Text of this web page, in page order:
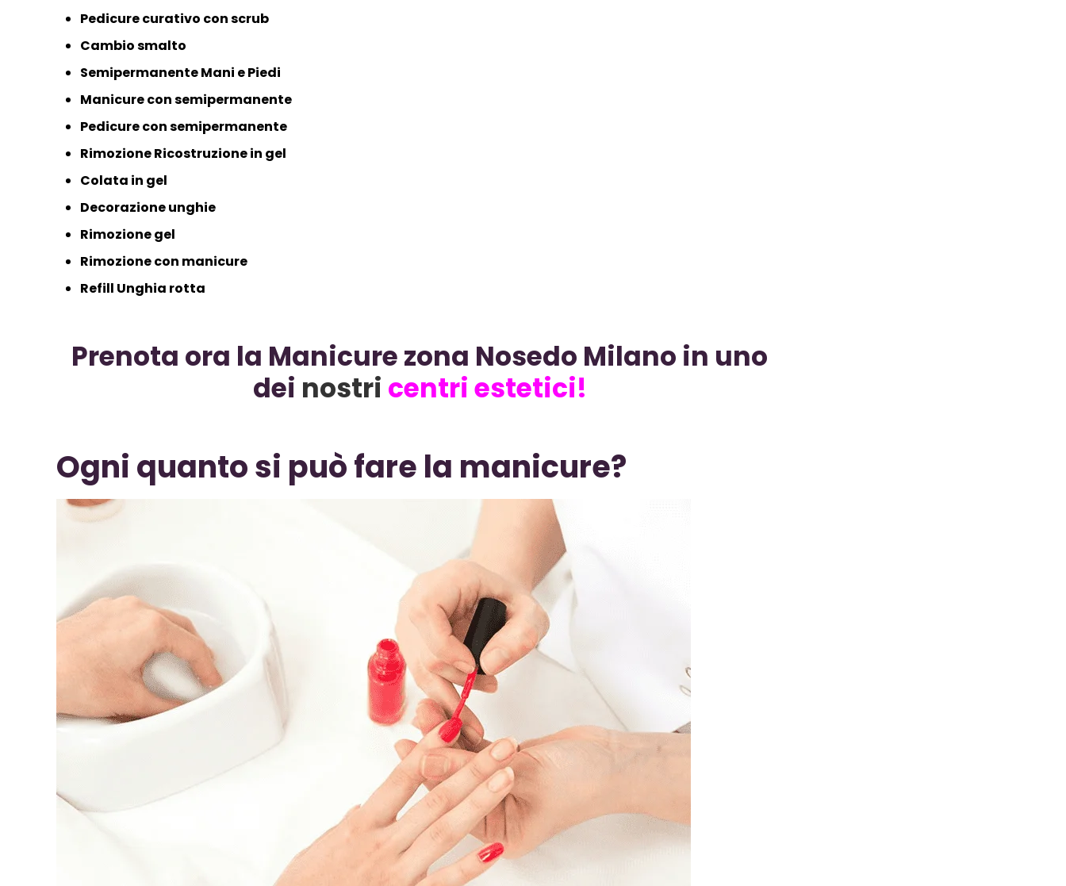
Pedicure curativo con scrub
Cambio smalto
Semipermanente Mani e Piedi
Manicure con semipermanente
Pedicure con semipermanente
Rimozione Ricostruzione in gel
Colata in gel
Decorazione unghie
Rimozione gel
Rimozione con manicure
Refill Unghia rotta
Prenota ora la Manicure zona Nosedo Milano in uno
dei nostri centri estetici!
Ogni quanto si può fare la manicure?